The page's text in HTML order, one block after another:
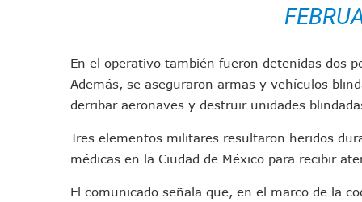
CEDHJ Señala Violaciones
Maleza Crece En
Lluvias E Inundaciones No
Bruno Blancas Reúne A
Juan Carlos Castro Realiza
Viajar A Puerto Vallarta
En el operativo también fueron detenidas dos
Además, se aseguraron armas y vehículos
derribar aeronaves y destruir unidades
Tres elementos militares resultaron heridos
médicas en la Ciudad de México para recibir
El comunicado señala que, en el marco de la